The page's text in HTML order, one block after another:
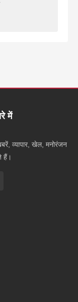
में
व्यापार, खेल, मनोरंजन
हैं।